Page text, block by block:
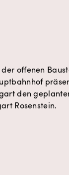
offenen
den
Rosenstein.